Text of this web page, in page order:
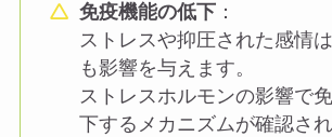
免疫機能の低下：
ストレスや抑圧された感情
も影響を与えます。
ストレスホルモンの影響で
下するメカニズムが確認され